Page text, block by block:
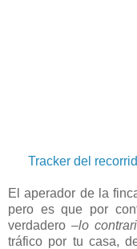
Tracker del
El aperador de la
pero es que por
verdadero –lo
tráfico por tu casa,